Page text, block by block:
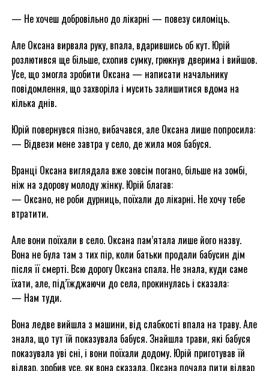
— Не хочеш добровільно до лікарні — повезу силоміць.
Але Оксана вирвала руку, впала, вдарившись об кут. Юрій
розлютився ще більше, схопив сумку, грюкнув дверима і вийшов.
Усе, що змогла зробити Оксана — написати начальнику
повідомлення, що захворіла і мусить залишитися вдома на
кілька днів.
Юрій повернувся пізно, вибачався, але Оксана лише попросила:
— Відвези мене завтра у село, де жила моя бабуся.
Вранці Оксана виглядала вже зовсім погано, більше на зомбі,
ніж на здорову молоду жінку. Юрій благав:
— Оксано, не роби дурниць, поїхали до лікарні. Не хочу тебе
втратити.
Але вони поїхали в село. Оксана пам’ятала лише його назву.
Вона не була там з тих пір, коли батьки продали бабусин дім
після її смерті. Всю дорогу Оксана спала. Не знала, куди саме
їхати, але, під’їжджаючи до села, прокинулась і сказала:
— Нам туди.
Вона ледве вийшла з машини, від слабкості впала на траву. Але
знала, що тут їй показувала бабуся. Знайшла трави, які бабуся
показувала уві сні, і вони поїхали додому. Юрій приготував їй
відвар, зробив усе, як вона сказала. Оксана почала пити відвар